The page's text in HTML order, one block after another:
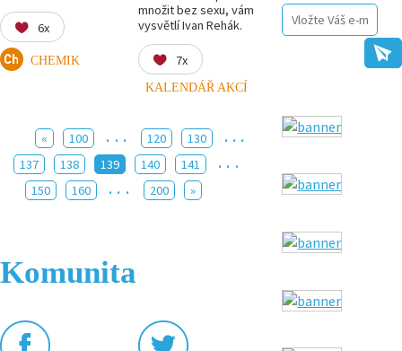
6x
CHEMIK
množit bez sexu, vám
vysvětlí Ivan Rehák.
7x
KALENDÁŘ AKCÍ
« 100 ... 120 130 ...
137 138 139 140 141 ...
150 160 ... 200 »
Komunita